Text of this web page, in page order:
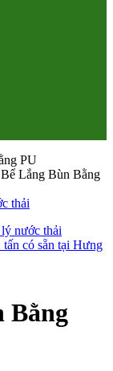
PU
Lắng Bùn Bằng
Bằng